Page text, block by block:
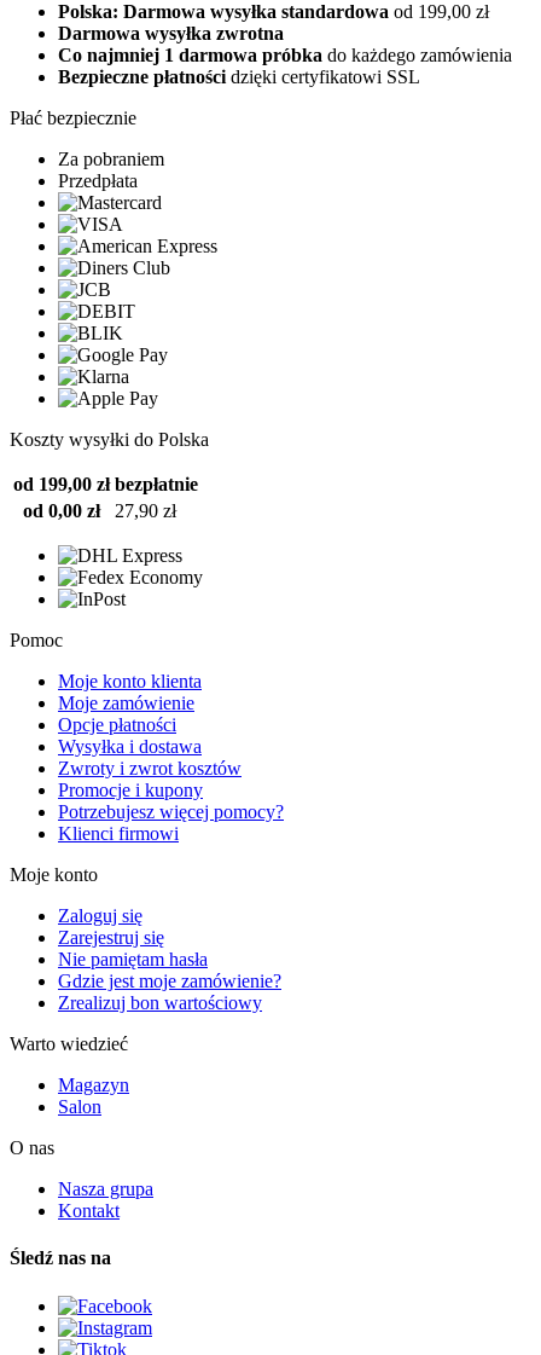
Polska: Darmowa wysyłka standardowa od 199,00 zł
Darmowa wysyłka zwrotna
Co najmniej 1 darmowa próbka do każdego zamówienia
Bezpieczne płatności dzięki certyfikatowi SSL
Płać bezpiecznie
Za pobraniem
Przedpłata
Koszty wysyłki do Polska
od 199,00 zł bezpłatnie
od 0,00 zł
27,90 zł
Pomoc
Moje konto klienta
Moje zamówienie
Opcje płatności
Wysyłka i dostawa
Zwroty i zwrot kosztów
Promocje i kupony
Potrzebujesz więcej pomocy?
Klienci firmowi
Moje konto
Zaloguj się
Zarejestruj się
Nie pamiętam hasła
Gdzie jest moje zamówienie?
Zrealizuj bon wartościowy
Warto wiedzieć
Magazyn
Salon
O nas
Nasza grupa
Kontakt
Śledź nas na